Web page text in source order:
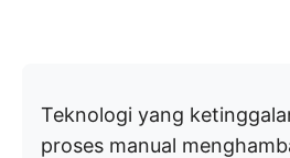
Teknologi yang
proses manual